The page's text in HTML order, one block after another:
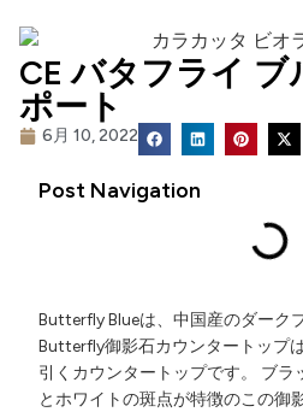
CE バタフライ ブ
ポート
6月 10, 2022
Post Navigation
Butterfly Blueは、中国産のダーク
Butterfly御影石カウンタートップ
引くカウンタートップです。 ブラ
とホワイトの斑点が特徴のこの御